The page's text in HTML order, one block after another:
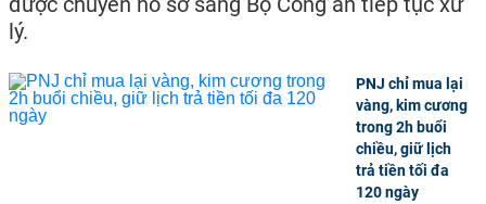
lý.
PNJ chỉ mua lại
vàng, kim cương
trong 2h buổi
chiều, giữ lịch
trả tiền tối đa
120 ngày